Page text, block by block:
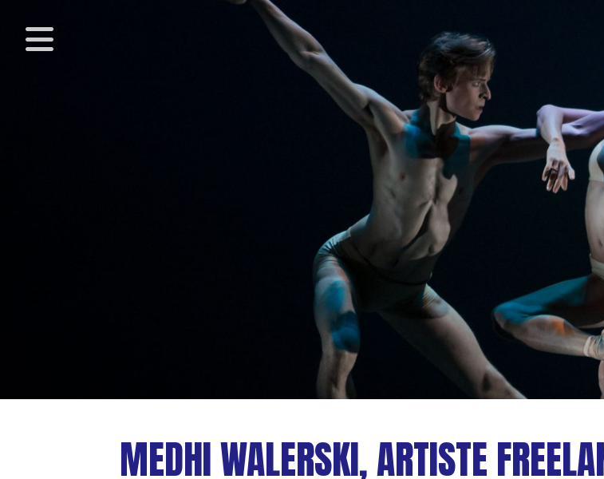
MEDHI WALERSKI, ARTISTE